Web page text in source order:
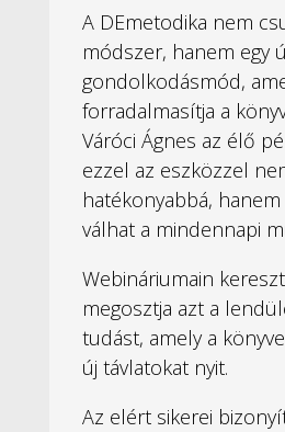
A DEmetodika nem
módszer, hanem egy
gondolkodásmód,
forradalmasítja a
Váróci Ágnes az élő
ezzel az eszközzel
hatékonyabbá,
válhat a mindennapi
Webináriumain
megosztja azt a
tudást, amely a
új távlatokat nyit.
Az elért sikerei